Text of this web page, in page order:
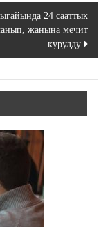
24 сааттык
жанына мечит
курулду